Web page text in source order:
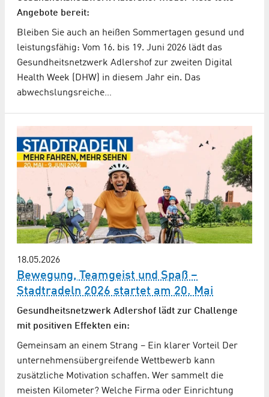
Angebote bereit:
Bleiben Sie auch an heißen Sommertagen gesund und
leistungsfähig: Vom 16. bis 19. Juni 2026 lädt das
Gesundheitsnetzwerk Adlershof zur zweiten Digital
Health Week (DHW) in diesem Jahr ein. Das
abwechslungsreiche…
18.05.2026
Bewegung, Teamgeist und Spaß –
Stadtradeln 2026 startet am 20. Mai
Gesundheitsnetzwerk Adlershof lädt zur Challenge
mit positiven Effekten ein:
Gemeinsam an einem Strang – Ein klarer Vorteil Der
unternehmensübergreifende Wettbewerb kann
zusätzliche Motivation schaffen. Wer sammelt die
meisten Kilometer? Welche Firma oder Einrichtung